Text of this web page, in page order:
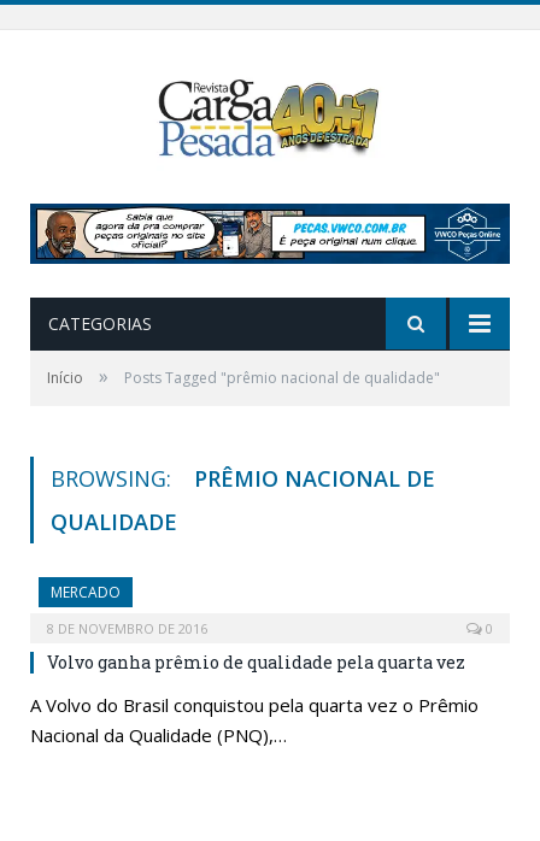
CATEGORIAS
Início » Posts Tagged "prêmio nacional de qualidade"
BROWSING:
PRÊMIO NACIONAL DE
QUALIDADE
MERCADO
8 DE NOVEMBRO DE 2016 0
Volvo ganha prêmio de qualidade pela quarta vez
A Volvo do Brasil conquistou pela quarta vez o Prêmio
Nacional da Qualidade (PNQ),…